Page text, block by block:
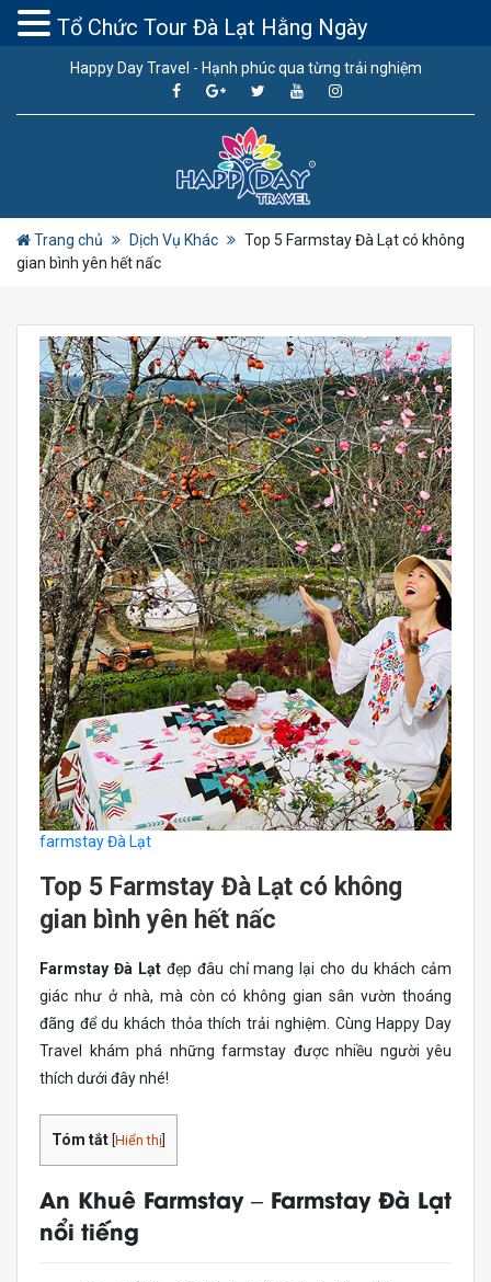
Happy Day Travel - Hạnh phúc qua từng trải nghiệm
Trang chủ Dịch Vụ Khác
Top 5 Farmstay Đà Lạt có không
gian bình yên hết nấc
farmstay Đà Lạt
Top 5 Farmstay Đà Lạt có không
gian bình yên hết nấc
Farmstay Đà Lạtđẹp đâu chỉ mang lại cho du khách cảm
giác như ở nhà, mà còn có không gian sân vườn thoáng
đãng để du khách thỏa thích trải nghiệm. Cùng Happy Day
Travel khám phá những farmstay được nhiều người yêu
thích dưới đây nhé!
Tóm tắt Hiển thị
An Khuê Farmstay – Farmstay Đà Lạt
nổi tiếng
Tổ Chức Tour Đà Lạt Hằng Ngày